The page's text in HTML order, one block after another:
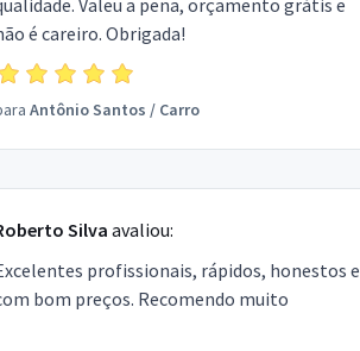
Valeu a pena, orçamento grátis e
é careiro. Obrigada!
Antônio Santos / Carro
Silva avaliou:
profissionais, rápidos, honestos e
bom preços. Recomendo muito